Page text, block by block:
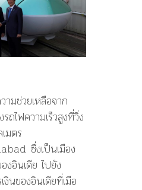
ามช่วยเหลือจาก
ไฟความเร็วสูงที่วิ่ง
มตร
ซึ่งเป็นเมือง
งอินเดีย ไปยัง
นของอินเดียที่เมือ